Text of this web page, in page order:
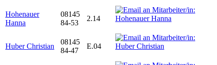
Hohenauer
Hanna
08145
84-53
2.14
Huber Christian
08145
84-47
E.04